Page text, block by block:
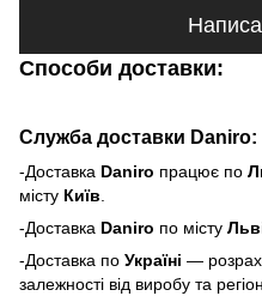
Способи доставки:
Служба доставки Daniro:
-Доставка Daniro працює по
місту Київ
-Доставка Daniro по місту
-Доставка по Україні —
залежності від виробу та